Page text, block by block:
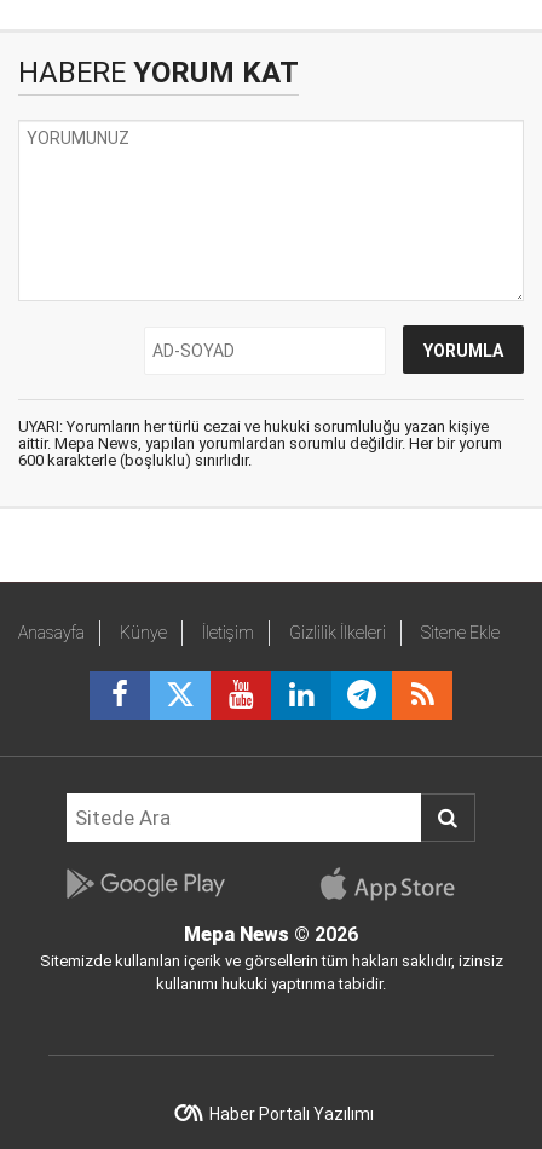
HABERE YORUM KAT
UYARI: Yorumların her türlü cezai ve hukuki sorumluluğu yazan kişiye
aittir. Mepa News, yapılan yorumlardan sorumlu değildir. Her bir yorum
600 karakterle (boşluklu) sınırlıdır.
Anasayfa Künye İletişim Gizlilik İlkeleri Sitene Ekle
Mepa News © 2026
Sitemizde kullanılan içerik ve görsellerin tüm hakları saklıdır, izinsiz
kullanımı hukuki yaptırıma tabidir.
Haber Portalı Yazılımı